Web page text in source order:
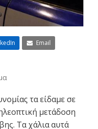
Email
τα είδαμε σε
μετάδοση
Τα χάλια αυτά